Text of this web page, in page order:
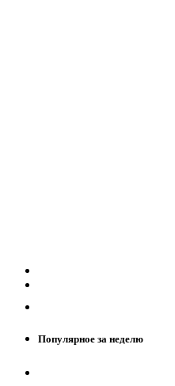
Популярное за неделю